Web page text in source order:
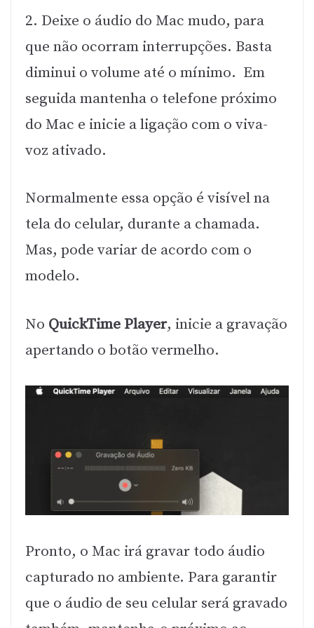
2. Deixe o áudio do Mac mudo, para
que não ocorram interrupções. Basta
diminui o volume até o mínimo. Em
seguida mantenha o telefone próximo
do Mac e inicie a ligação com o viva-
voz ativado.
Normalmente essa opção é visível na
tela do celular, durante a chamada.
Mas, pode variar de acordo com o
modelo.
No QuickTime Player, inicie a gravação
apertando o botão vermelho.
Pronto, o Mac irá gravar todo áudio
capturado no ambiente. Para garantir
que o áudio de seu celular será gravado